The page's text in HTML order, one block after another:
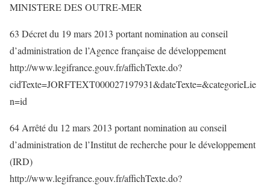
MINISTERE DES OUTRE-MER
63 Décret du 19 mars 2013 portant nomination au conseil
d’administration de l’Agence française de développement
http://www.legifrance.gouv.fr/affichTexte.do?
cidTexte=JORFTEXT000027197931&dateTexte=&categorieLie
n=id
64 Arrêté du 12 mars 2013 portant nomination au conseil
d’administration de l’Institut de recherche pour le développement
(IRD)
http://www.legifrance.gouv.fr/affichTexte.do?